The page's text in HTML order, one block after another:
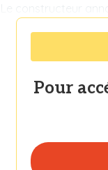
Le constructeur
Pour